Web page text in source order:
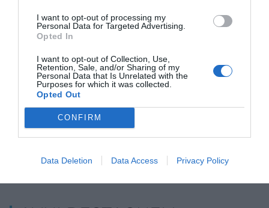
I want to opt-out of processing my
Personal Data for Targeted Advertising.
Opted In
I want to opt-out of Collection, Use,
Retention, Sale, and/or Sharing of my
Personal Data that Is Unrelated with the
Purposes for which it was collected.
Opted Out
CONFIRM
Data Deletion Data Access Privacy Policy
milions d'unitats
venudes
fronteres
sis
ELS MÉS LLEGITS